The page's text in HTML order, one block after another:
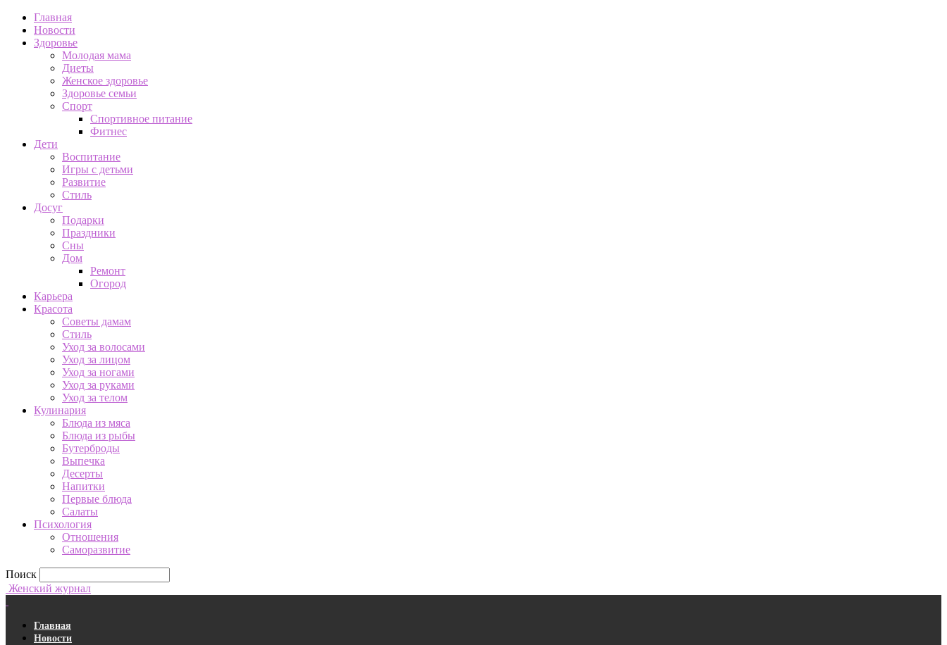
Главная
Новости
Здоровье
Молодая мама
Диеты
Женское здоровье
Здоровье семьи
Спорт
Спортивное питание
Фитнес
Дети
Воспитание
Игры с детьми
Развитие
Стиль
Досуг
Подарки
Праздники
Сны
Дом
Ремонт
Огород
Карьера
Красота
Советы дамам
Стиль
Уход за волосами
Уход за лицом
Уход за ногами
Уход за руками
Уход за телом
Кулинария
Блюда из мяса
Блюда из рыбы
Бутерброды
Выпечка
Десерты
Напитки
Первые блюда
Салаты
Психология
Отношения
Саморазвитие
Поиск
Женский журнал
Главная
Новости